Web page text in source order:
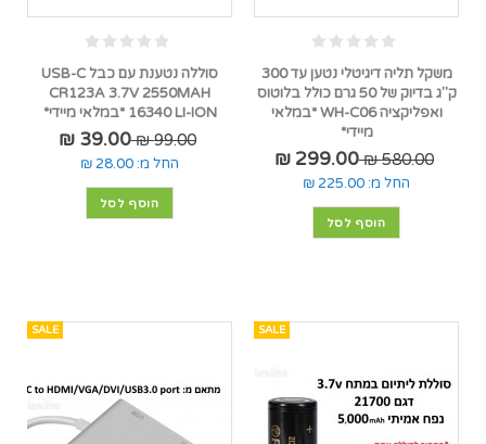
משקל תליה דיגיטלי נטען עד 300
ק"ג בדיוק של 50 גרם כולל בלוטוס
ואפליקציה WH-C06 *במלאי
מיידי*
580.00 ₪
299.00 ₪
החל מ: 225.00 ₪
הוסף לסל
סוללה נטענת עם כבל USB-C
CR123A 3.7V 2550MAH
16340 LI-ION *במלאי מיידי*
99.00 ₪
39.00 ₪
החל מ: 28.00 ₪
הוסף לסל
SALE
SALE